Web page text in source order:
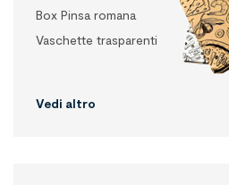
Box Pinsa romana
Vaschette trasparenti
Vedi altro